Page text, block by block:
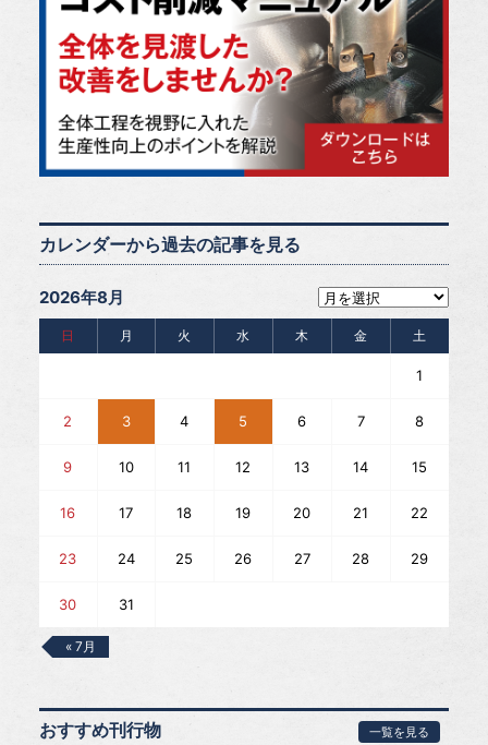
カレンダーから過去の記事を見る
2026年8月
日 月 火 水 木 金 土
1
2 3 4 5 6 7 8
9 10 11 12 13 14 15
16 17 18 19 20 21 22
23 24 25 26 27 28 29
30 31
« 7月
おすすめ刊行物 一覧を見る